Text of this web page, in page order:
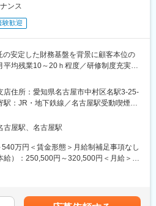
業務
審査担当や契約担当と連携し面談や事
整えています。
活動
品の活用場面等の提案活動を行います。
相談いただけるような信頼関係を構築し
ンです。訪問時には、当社商品の特徴
化しており、金融・不動産に係る幅広
ており、形式的な審査ではなく顧客との
ーンを提案し、幅広い資金ニーズに柔軟
い顧客本位を実感できる環境
ンス
験歓迎
の安定した財務基盤を背景に顧客本位の
平均残業10～20ｈ程度／研修制度充実／
総合職Gbコース）」として、住宅ロー
動産担保ローンの審査、契約事務等をご
よる営業活動はありません。将来的に
活躍フィールドを広げることも可能で
店住所：愛知県名古屋市中村区名駅3-25-
駅：JR・地下鉄線／名古屋駅受動喫煙対
り変更の範囲：無
古屋駅、名古屋駅
万円＜賃金形態＞月給制補足事項なし
給）：250,500円～320,500円＜月給＞
月、12月） ■モデル年収：26歳436万／28